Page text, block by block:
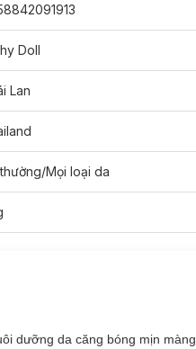
SPF15 PA+++hiện
30g
Doll
Lan
Mọi loại da
dưỡng da căng bóng mịn màng.